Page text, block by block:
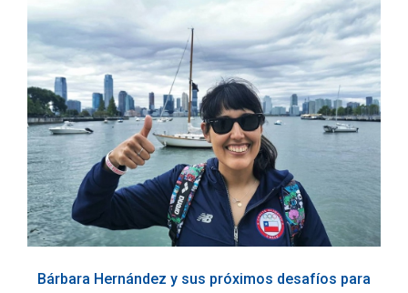
Bárbara Hernández y sus próximos desafíos para